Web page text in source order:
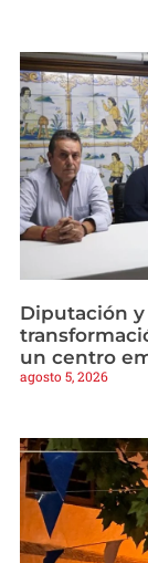
Diputación y
un centro
agosto 5, 2026